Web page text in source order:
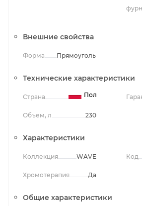
Внешние свойства
Форма Прямоугольная
Технические характеристики
Страна Польша
Объем, л 230
Характеристики
Коллекция WAVE
Хромотерапия Да
Код
Общие характеристики